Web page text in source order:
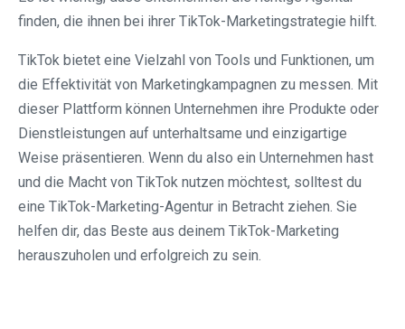
finden, die ihnen bei ihrer TikTok-Marketingstrategie hilft.
TikTok bietet eine Vielzahl von Tools und Funktionen, um
die Effektivität von Marketingkampagnen zu messen. Mit
dieser Plattform können Unternehmen ihre Produkte oder
Dienstleistungen auf unterhaltsame und einzigartige
Weise präsentieren. Wenn du also ein Unternehmen hast
und die Macht von TikTok nutzen möchtest, solltest du
eine TikTok-Marketing-Agentur in Betracht ziehen. Sie
helfen dir, das Beste aus deinem TikTok-Marketing
herauszuholen und erfolgreich zu sein.